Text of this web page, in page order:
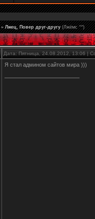
» Лжец, Повер друг-другу (Лжёмс ^^)
Дата: Пятница, 24.08.2012, 13:06 |
Я стал админом сайтов мира )))